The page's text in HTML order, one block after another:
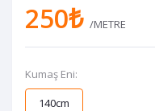
250₺ /METRE
Kumaş Eni:
140cm